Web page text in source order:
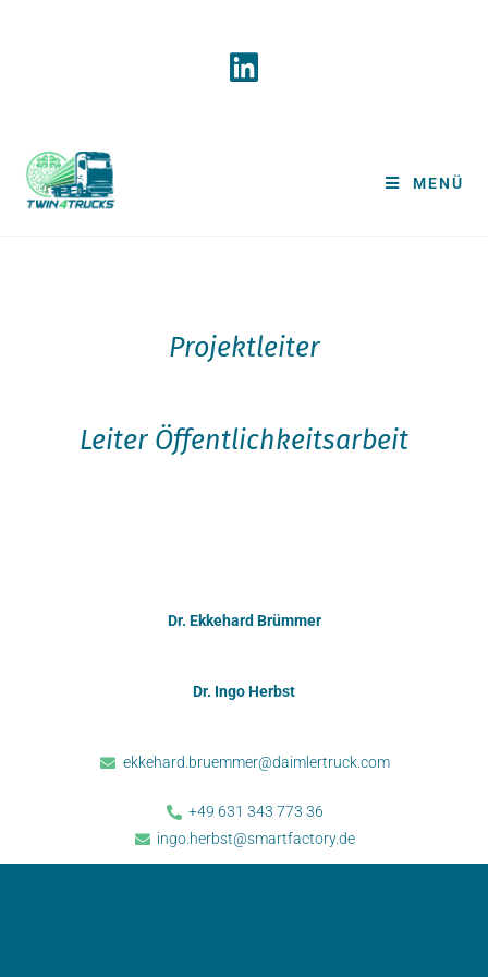
MENÜ
Projektleiter
Leiter Öffentlichkeitsarbeit
Dr. Ekkehard Brümmer
Dr. Ingo Herbst
ekkehard.bruemmer@daimlertruck.com
+49 631 343 773 36
ingo.herbst@smartfactory.de